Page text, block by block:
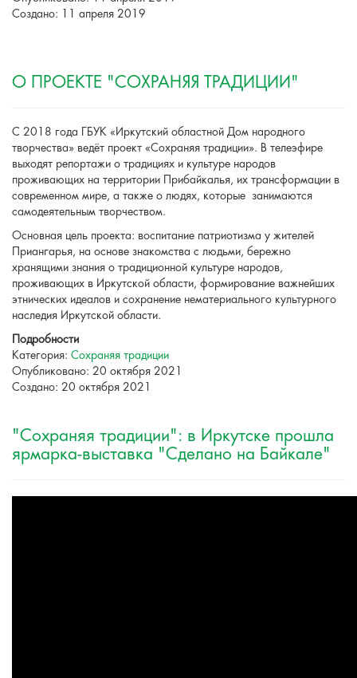
Создано: 11 апреля 2019
О ПРОЕКТЕ "СОХРАНЯЯ ТРАДИЦИИ"
С 2018 года ГБУК «Иркутский областной Дом народного
творчества» ведёт проект «Сохраняя традиции». В телеэфире
выходят репортажи о традициях и культуре народов
проживающих на территории Прибайкалья, их трансформации в
современном мире, а также о людях, которые занимаются
самодеятельным творчеством.
Основная цель проекта: воспитание патриотизма у жителей
Приангарья, на основе знакомства с людьми, бережно
хранящими знания о традиционной культуре народов,
проживающих в Иркутской области, формирование важнейших
этнических идеалов и сохранение нематериального культурного
наследия Иркутской области.
Подробности
Категория: Сохраняя традиции
Опубликовано: 20 октября 2021
Создано: 20 октября 2021
"Сохраняя традиции": в Иркутске прошла
ярмарка-выставка "Сделано на Байкале"